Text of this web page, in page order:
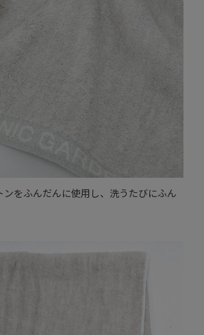
ンをふんだんに使用し、洗うたびにふん